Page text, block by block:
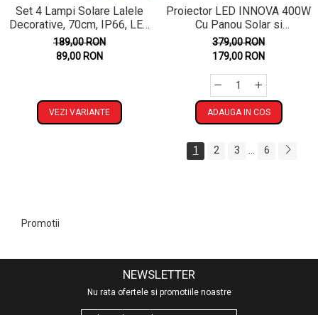
Set 4 Lampi Solare Lalele
Decorative, 70cm, IP66, LED
cu Senzor Lumina
189,00 RON
89,00 RON
VEZI VARIANTE
Proiector LED INNOVA 400W
Cu Panou Solar si
telecomanda, IP66 + Cadou
Surpriza
379,00 RON
179,00 RON
ADAUGA IN COS
1 2 3 ... 6
Promotii
NEWSLETTER
Nu rata ofertele si promotiile noastre